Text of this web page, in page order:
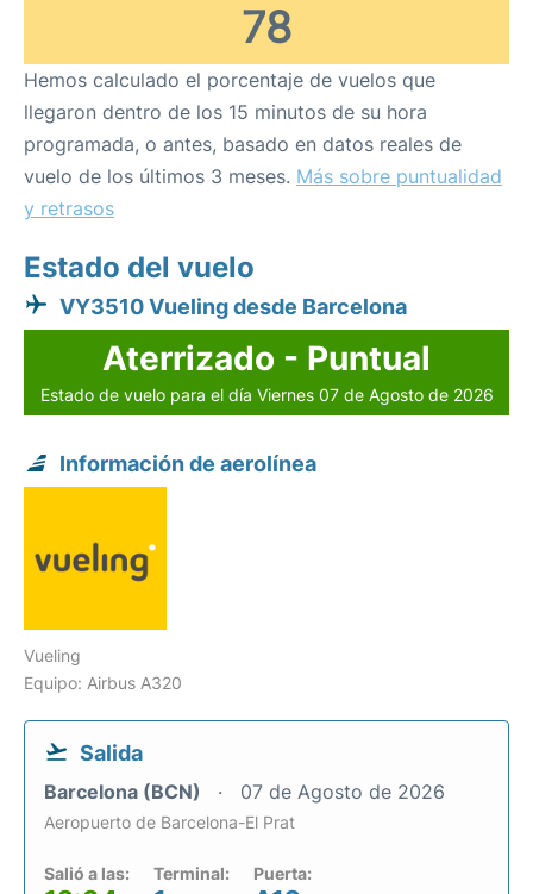
78
Hemos calculado el porcentaje de vuelos que
llegaron dentro de los 15 minutos de su hora
programada, o antes, basado en datos reales de
vuelo de los últimos 3 meses. Más sobre puntualidad
y retrasos
Estado del vuelo
VY3510 Vueling desde Barcelona
Aterrizado - Puntual
Estado de vuelo para el día Viernes 07 de Agosto de 2026
Información de aerolínea
Vueling
Equipo: Airbus A320
Salida
Barcelona (BCN) 07 de Agosto de 2026
Aeropuerto de Barcelona-El Prat
Salió a las: Terminal: Puerta: